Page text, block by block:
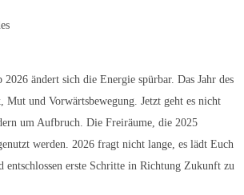
2026 ändert sich die Energie spürbar. Das Jahr des
Mut und Vorwärtsbewegung. Jetzt geht es nicht
um Aufbruch. Die Freiräume, die 2025
werden. 2026 fragt nicht lange, es lädt Euch
entschlossen erste Schritte in Richtung Zukunft zu